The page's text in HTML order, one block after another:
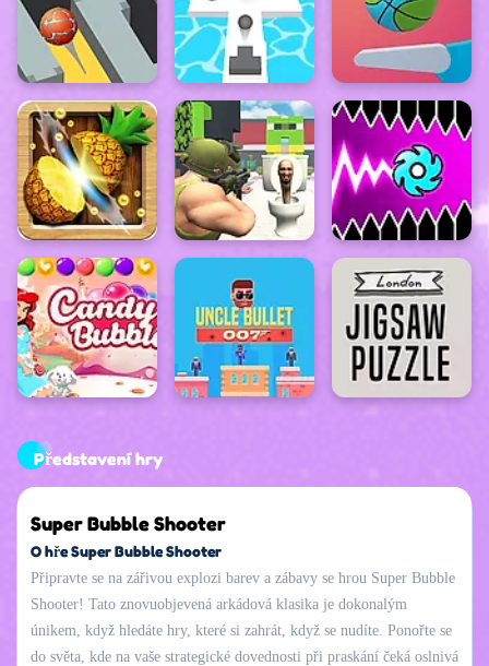
Představení hry
Super Bubble Shooter
O hře Super Bubble Shooter
Připravte se na zářivou explozi barev a zábavy se hrou Super Bubble
Shooter! Tato znovuobjevená arkádová klasika je dokonalým
únikem, když hledáte hry, které si zahrát, když se nudíte. Ponořte se
do světa, kde na vaše strategické dovednosti při praskání čeká oslnivá